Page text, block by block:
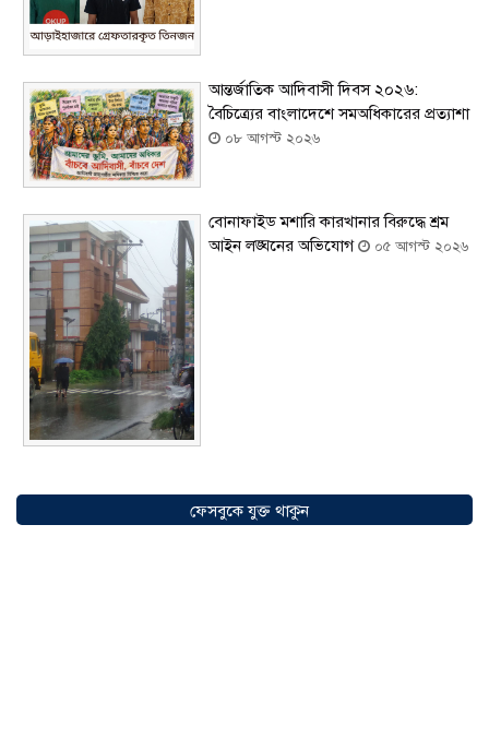
আন্তর্জাতিক আদিবাসী দিবস ২০২৬:
বৈচিত্র্যের বাংলাদেশে সমঅধিকারের প্রত্যাশা
০৮ আগস্ট ২০২৬
বোনাফাইড মশারি কারখানার বিরুদ্ধে শ্রম
আইন লঙ্ঘনের অভিযোগ
০৫ আগস্ট ২০২৬
অগ্রযাত্রায় নতুন অধ্যায়, উদ্বোধন হলো ‘শিফা
মোহাম্মদিয়া ফিশারিজ’
০৫ আগস্ট ২০২৬
ফেসবুকে যুক্ত থাকুন